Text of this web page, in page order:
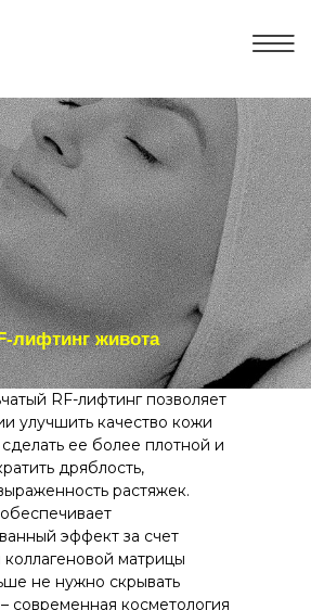
RF-лифтинг позволяет
улучшить качество кожи
ее более плотной и
дряблость,
растяжек.
эффект за счет
матрицы
не нужно скрывать
современная косметология
лифтинг живота